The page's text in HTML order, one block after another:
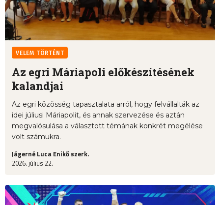
VELEM TÖRTÉNT
Az egri Máriapoli előkészítésének
kalandjai
Az egri közösség tapasztalata arról, hogy felvállalták az
idei júliusi Máriapolit, és annak szervezése és aztán
megvalósulása a választott témának konkrét megélése
volt számukra.
Jágerné Luca Enikő szerk.
2026. július 22.